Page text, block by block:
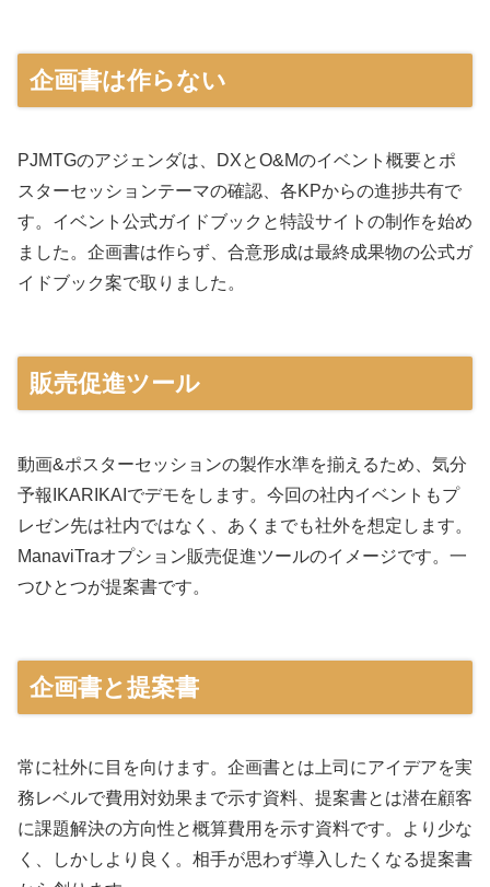
企画書は作らない
PJMTGのアジェンダは、DXとO&Mのイベント概要とポ
スターセッションテーマの確認、各KPからの進捗共有で
す。イベント公式ガイドブックと特設サイトの制作を始め
ました。企画書は作らず、合意形成は最終成果物の公式ガ
イドブック案で取りました。
販売促進ツール
動画&ポスターセッションの製作水準を揃えるため、気分
予報IKARIKAIでデモをします。今回の社内イベントもプ
レゼン先は社内ではなく、あくまでも社外を想定します。
ManaviTraオプション販売促進ツールのイメージです。一
つひとつが提案書です。
企画書と提案書
常に社外に目を向けます。企画書とは上司にアイデアを実
務レベルで費用対効果まで示す資料、提案書とは潜在顧客
に課題解決の方向性と概算費用を示す資料です。より少な
く、しかしより良く。相手が思わず導入したくなる提案書